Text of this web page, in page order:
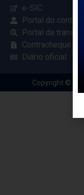
e-SIC
Portal do
Portal da
Contracheque
Diário oficial
Copyright ©